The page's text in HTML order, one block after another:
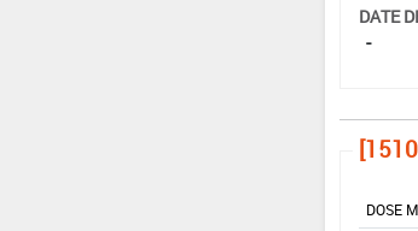
DATE
-
DOSE